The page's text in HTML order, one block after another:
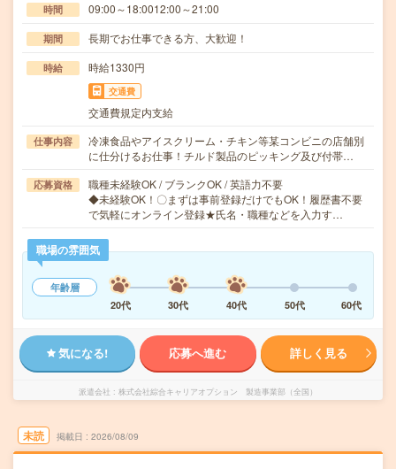
時間 09:00～18:0012:00～21:00
期間 長期でお仕事できる方、大歓迎！
時給 時給1330円
交通費
交通費規定内支給
仕事内容
冷凍食品やアイスクリーム・チキン等某コンビニの店舗別
に仕分けるお仕事！チルド製品のピッキング及び付帯…
応募資格
職種未経験OK / ブランクOK / 英語力不要
◆未経験OK！〇まずは事前登録だけでもOK！履歴書不要
で気軽にオンライン登録★氏名・職種などを入力す…
職場の雰囲気
年齢層
20代
30代 40代 50代 60代
気になる! 応募へ進む 詳しく見る
派遣会社 株式会社綜合キャリアオプション 製造事業部（全国）
未読 掲載日 2026/08/09